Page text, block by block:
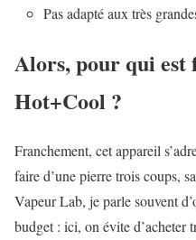
Pas adapté aux très
Alors, pour qui est
Hot+Cool ?
Franchement, cet appareil
faire d’une pierre trois coups,
Vapeur Lab, je parle souvent
budget : ici, on évite d’acheter